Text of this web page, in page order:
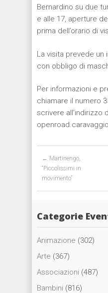
Bernardino su due
e alle 17, aperture
prima dell’orario di
La visita prevede
con obbligo di
Per informazioni e
chiamare il numero
scrivere all’indirizzo
← Martinengo,
“Piccolissimi in
movimento”
Categorie
Animazione (302)
Arte (367)
Associazioni (487)
Bambini (816)